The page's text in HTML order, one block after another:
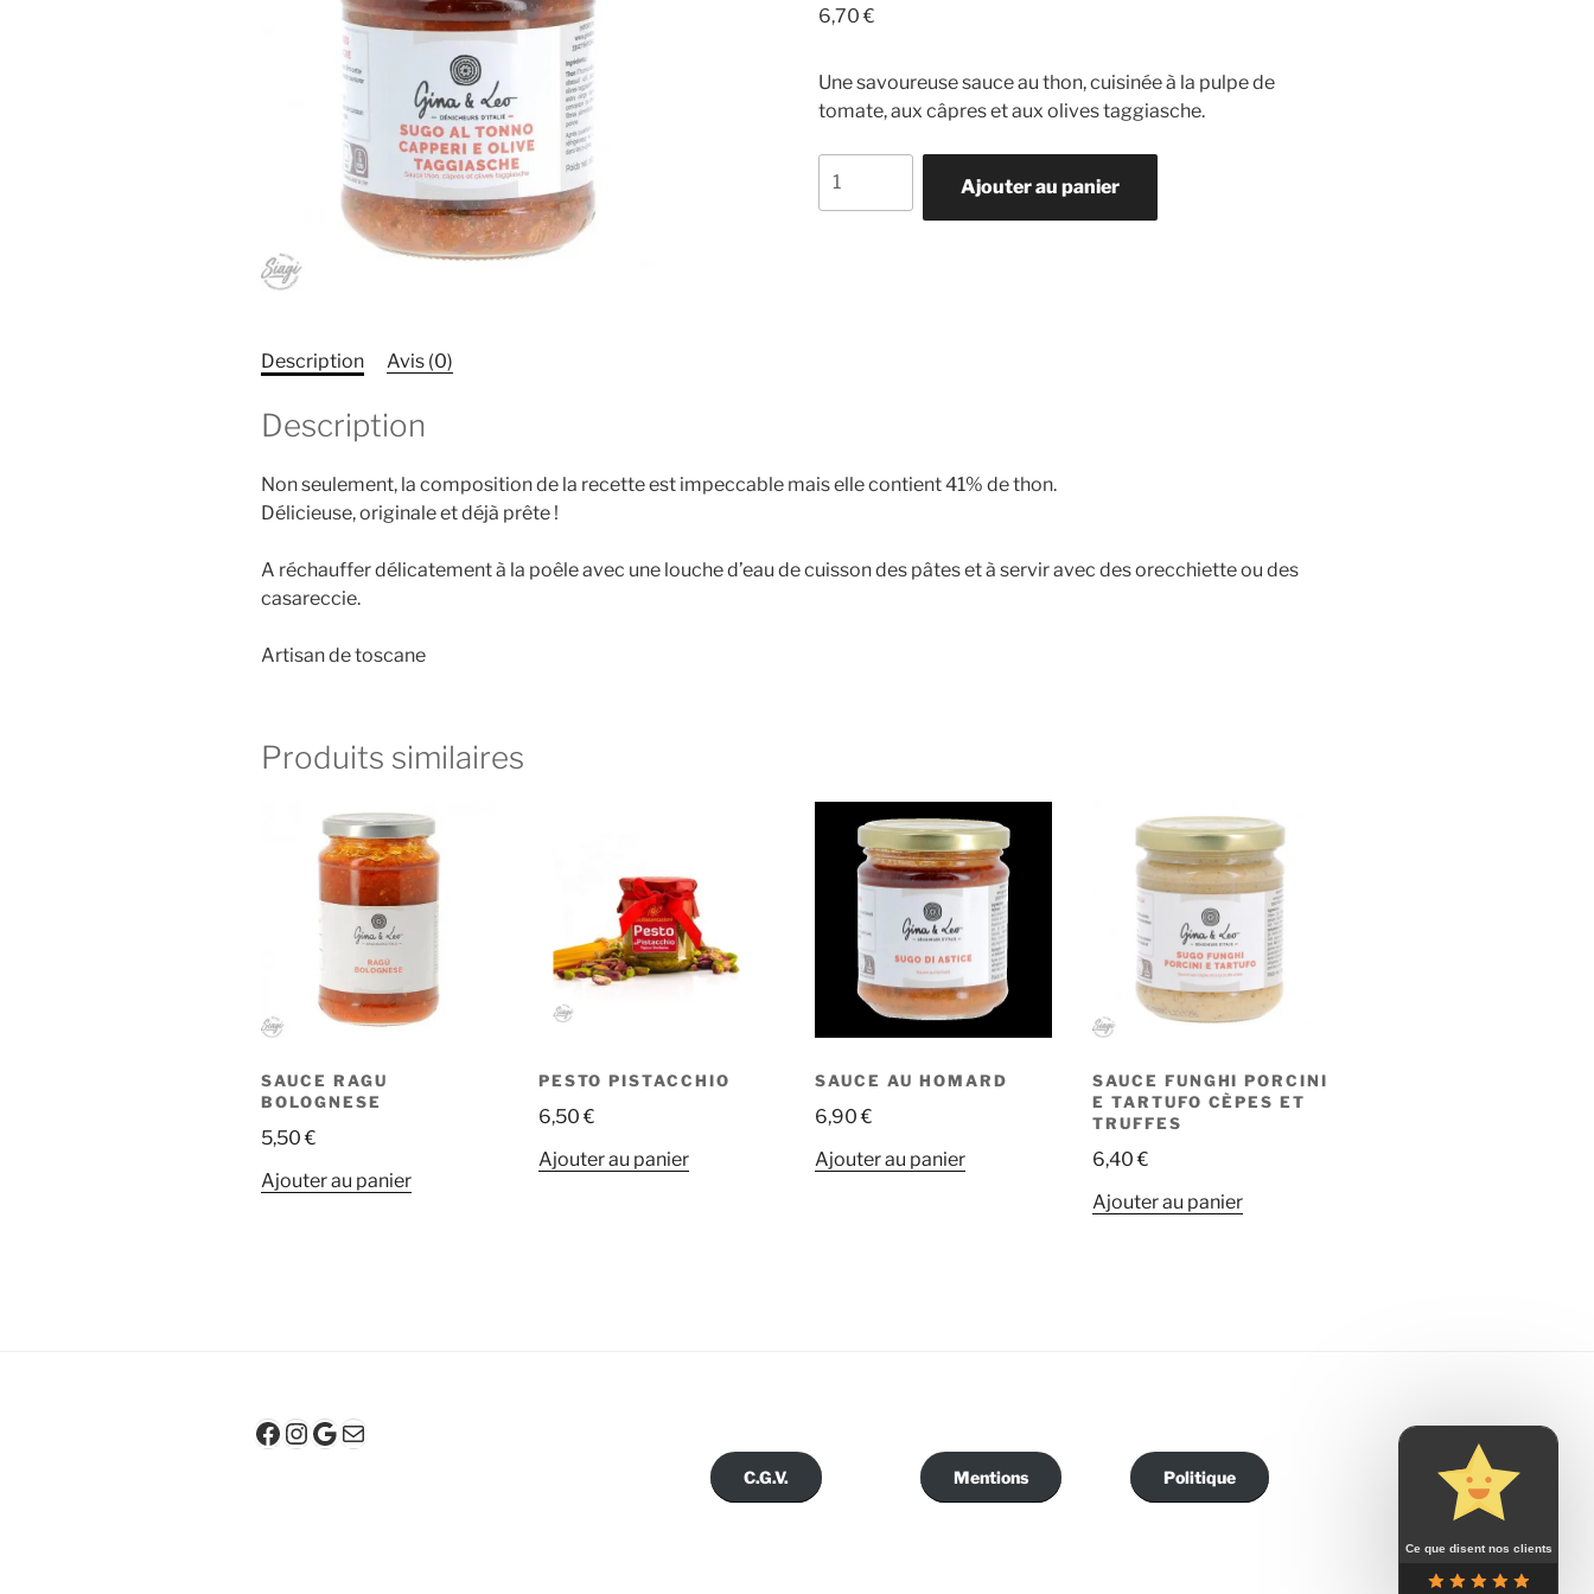
6,70€
Une savoureuse sauce au thon, cuisinée à la pulpe de
tomate, aux câpres et aux olives taggiasche.
de
câpres
Ajouter au panier
Description Avis (0)
Description
Non seulement, la composition de la recette est impeccable mais elle contient 41% de thon.
Délicieuse, originale et déjà prête !
A réchauffer délicatement à la poêle avec une louche d’eau de cuisson des pâtes et à servir avec des orecchiette ou des
casareccie.
Artisan de toscane
Produits similaires
SAUCE RAGU
BOLOGNESE
5,50€
Ajouter au panier
PESTO PISTACCHIO
6,50€
Ajouter au panier
SAUCE AU HOMARD
6,90€
Ajouter au panier
SAUCE FUNGHI PORCINI
E TARTUFO CÈPES ET
TRUFFES
6,40€
Ajouter au panier
Facebook
Instagram
Google
E-mail
C.G.V. Mentions Politique
Ce que disent nos clients